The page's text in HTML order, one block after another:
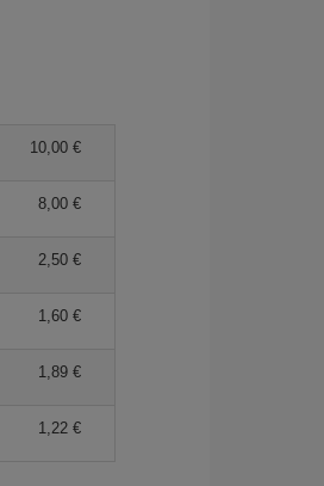
10,00 €
8,00 €
2,50 €
1,60 €
1,89 €
1,22 €